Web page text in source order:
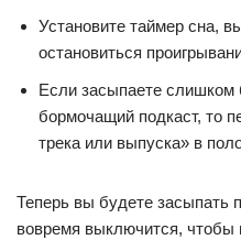
Установите таймер сна,
остановиться
Если засыпаете
бормочащий подкаст, то
трека или выпуска» в
Теперь вы будете засыпать
вовремя выключится, чтобы